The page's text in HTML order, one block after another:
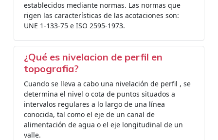
establecidos mediante normas. Las normas que
rigen las características de las acotaciones son:
UNE 1-133-75 e ISO 2595-1973.
¿Qué es nivelacion de perfil en
topografia?
Cuando se lleva a cabo una nivelación de perfil , se
determina el nivel o cota de puntos situados a
intervalos regulares a lo largo de una línea
conocida, tal como el eje de un canal de
alimentación de agua o el eje longitudinal de un
valle.